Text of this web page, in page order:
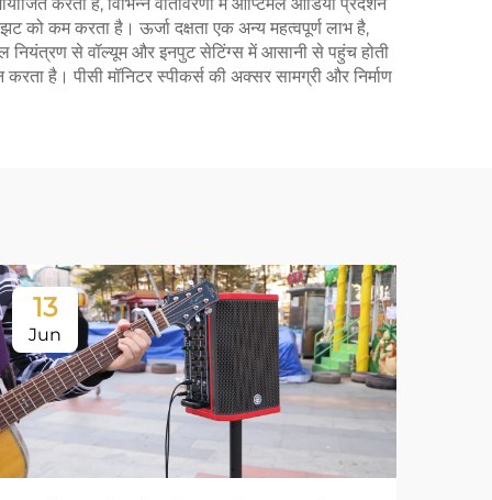
करती है, विभिन्न वातावरणों में ऑप्टिमल ऑडियो प्रदर्शन
कम करता है। ऊर्जा दक्षता एक अन्य महत्वपूर्ण लाभ है,
नियंत्रण से वॉल्यूम और इनपुट सेटिंग्स में आसानी से पहुंच होती
है। पीसी मॉनिटर स्पीकर्स की अक्सर सामग्री और निर्माण
13
Jun